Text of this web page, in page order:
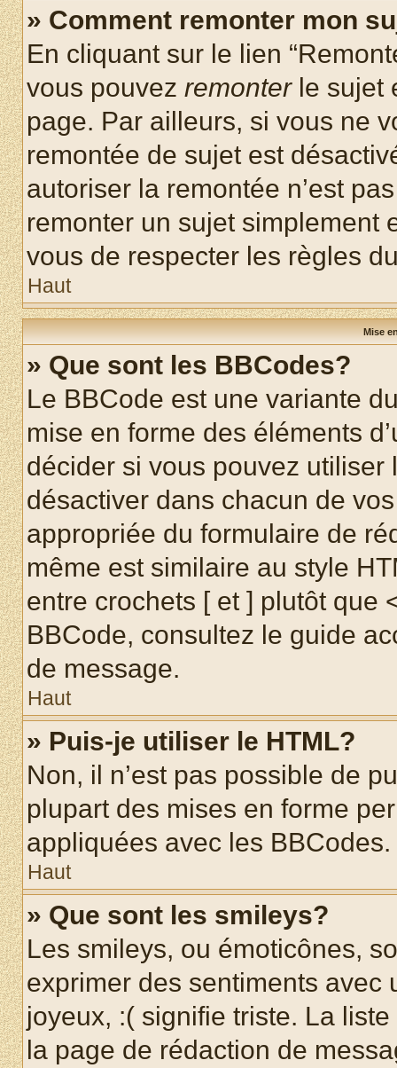
» Comment remonter mon
En cliquant sur le lien
vous pouvez remonterle sujet
page. Par ailleurs, si vous ne
remontée de sujet est
autoriser la remontée n’est
remonter un sujet simplement
vous de respecter les règles
Haut
Mise
» Que sont les BBCodes?
Le BBCode est une variante
mise en forme des éléments
décider si vous pouvez
désactiver dans chacun de
appropriée du formulaire de
même est similaire au style
entre crochets [ et ] plutôt que
BBCode, consultez le guide
de message.
Haut
» Puis-je utiliser le HTML?
Non, il n’est pas possible de
plupart des mises en forme
appliquées avec les BBCodes.
Haut
» Que sont les smileys?
Les smileys, ou émoticônes,
exprimer des sentiments avec
joyeux, :( signifie triste. La
la page de rédaction de